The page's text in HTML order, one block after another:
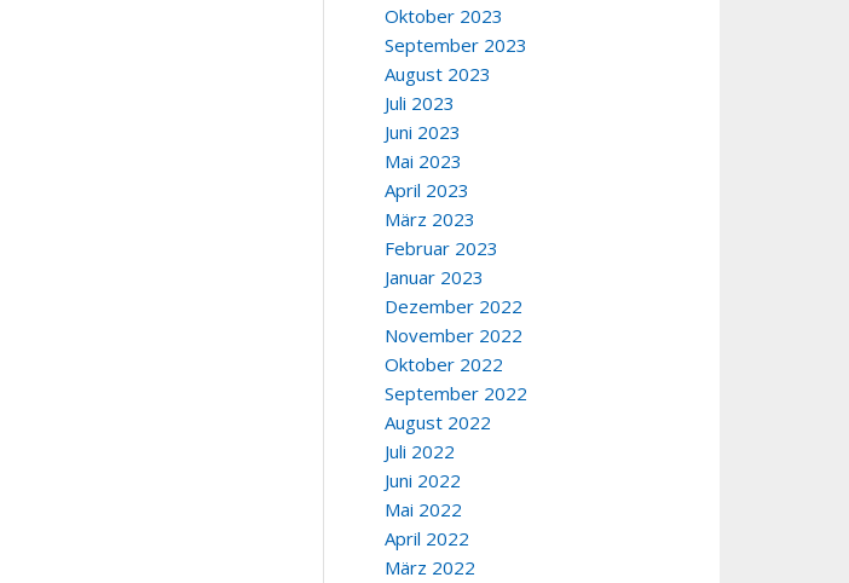
Oktober 2023
September 2023
August 2023
Juli 2023
Juni 2023
Mai 2023
April 2023
März 2023
Februar 2023
Januar 2023
Dezember 2022
November 2022
Oktober 2022
September 2022
August 2022
Juli 2022
Juni 2022
Mai 2022
April 2022
März 2022